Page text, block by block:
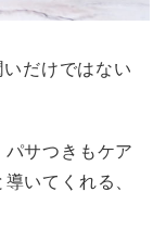
だけではない
サつきもケア
いてくれる、